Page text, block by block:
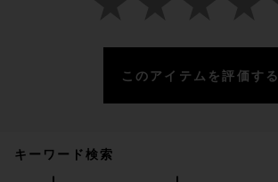
Helsa The Summer Overshirt
このアイテムを評価する
キーワード検索